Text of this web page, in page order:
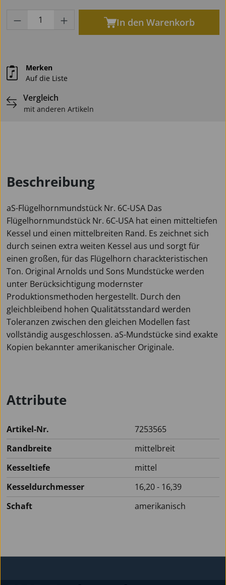
Produkt Anzahl: Gib den gewünschten
In den Warenkorb
Merken
Auf die Liste
Vergleich
mit anderen Artikeln
Beschreibung
aS-Flügelhornmundstück Nr. 6C-USA Das
Flügelhornmundstück Nr. 6C-USA hat einen mitteltiefen
Kessel und einen mittelbreiten Rand. Es zeichnet sich
durch seinen extra weiten Kessel aus und sorgt für
einen großen, für das Flügelhorn charackteristischen
Ton. Original Arnolds und Sons Mundstücke werden
unter Berücksichtigung modernster
Produktionsmethoden hergestellt. Durch den
gleichbleibend hohen Qualitätsstandard werden
Toleranzen zwischen den gleichen Modellen fast
vollständig ausgeschlossen. aS-Mundstücke sind exakte
Kopien bekannter amerikanischer Originale.
Attribute
Artikel-Nr.
7253565
Randbreite
mittelbreit
Kesseltiefe
mittel
Kesseldurchmesser
16,20 - 16,39
Schaft
amerikanisch